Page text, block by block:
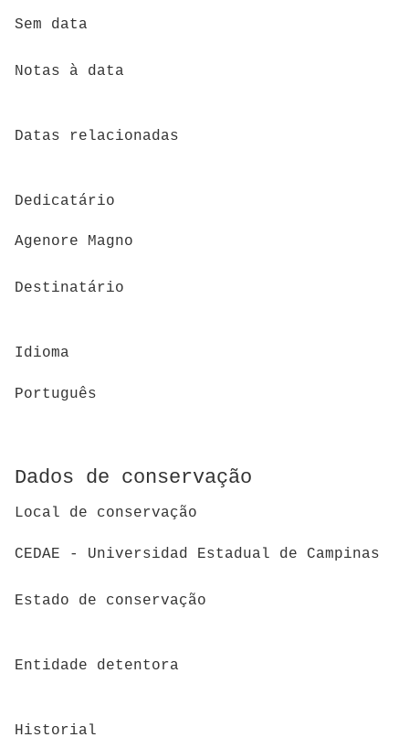
Sem data
Notas à data
Datas relacionadas
Dedicatário
Agenore Magno
Destinatário
Idioma
Português
Dados de conservação
Local de conservação
CEDAE - Universidad Estadual de Campinas
Estado de conservação
Entidade detentora
Historial